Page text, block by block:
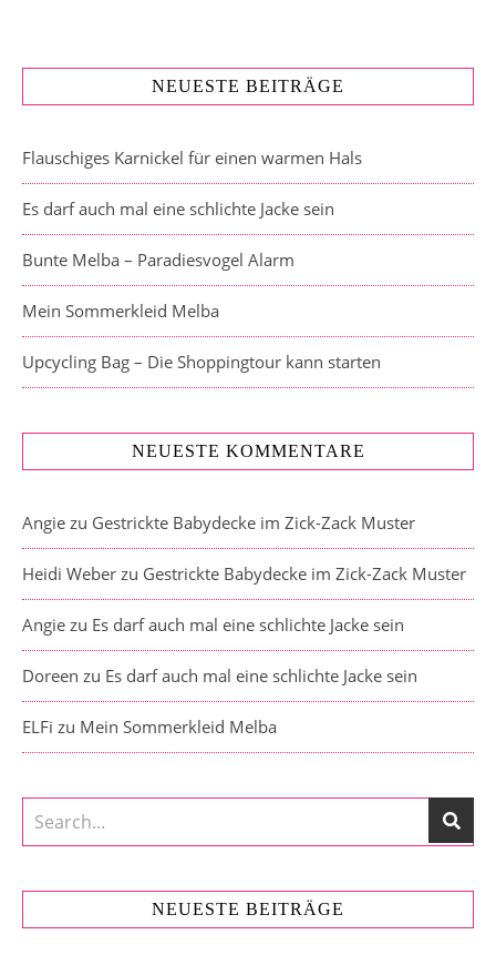
NEUESTE BEITRÄGE
Flauschiges Karnickel für einen warmen Hals
Es darf auch mal eine schlichte Jacke sein
Bunte Melba – Paradiesvogel Alarm
Mein Sommerkleid Melba
Upcycling Bag – Die Shoppingtour kann starten
NEUESTE KOMMENTARE
Angie zu Gestrickte Babydecke im Zick-Zack Muster
Heidi Weber zu Gestrickte Babydecke im Zick-Zack Muster
Angie zu Es darf auch mal eine schlichte Jacke sein
Doreen zu Es darf auch mal eine schlichte Jacke sein
ELFi zu Mein Sommerkleid Melba
NEUESTE BEITRÄGE